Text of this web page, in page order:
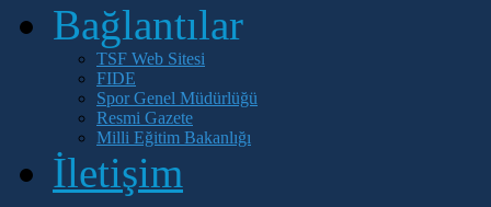
Bağlantılar
TSF Web Sitesi
FIDE
Spor Genel Müdürlüğü
Resmi Gazete
Milli Eğitim Bakanlığı
İletişim